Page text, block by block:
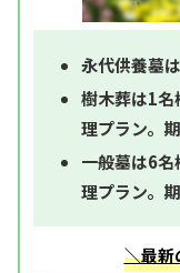
永代供養墓
樹木葬は1
理プラン。
一般墓は6
理プラン。
＼最新